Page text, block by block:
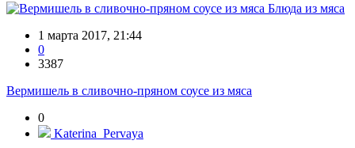
Блюда из мяса
1 марта 2017, 21:44
0
3387
Вермишель в сливочно-пряном соусе из мяса
0
Katerina_Pervaya